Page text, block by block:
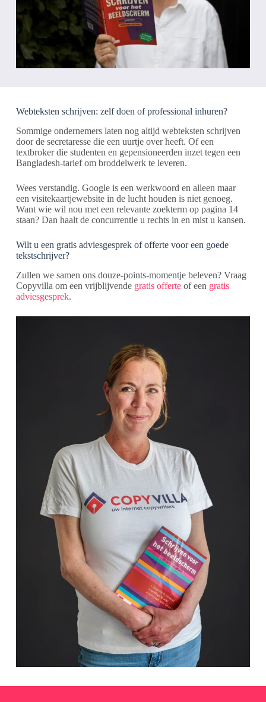
Webteksten schrijven: zelf doen of professional inhuren?
Sommige ondernemers laten nog altijd webteksten schrijven
door de secretaresse die een uurtje over heeft. Of een
textbroker die studenten en gepensioneerden inzet tegen een
Bangladesh-tarief om broddelwerk te leveren.
Wees verstandig. Google is een werkwoord en alleen maar
een visitekaartjewebsite in de lucht houden is niet genoeg.
Want wie wil nou met een relevante zoekterm op pagina 14
staan? Dan haalt de concurrentie u rechts in en mist u kansen.
Wilt u een gratis adviesgesprek of offerte voor een goede
tekstschrijver?
Zullen we samen ons douze-points-momentje beleven? Vraag
Copyvilla om een vrijblijvende gratis offerteof een gratis
adviesgesprek.